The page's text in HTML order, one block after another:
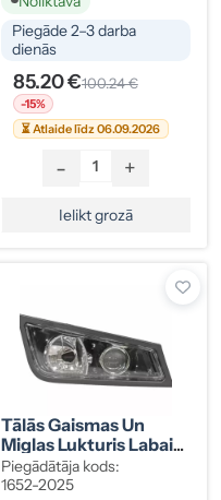
Piegāde 2–3 darba
dienās
85.20 €100.24 €
-15%
⏳ Atlaide līdz 06.09.2026
- +
Ielikt grozā
Tālās Gaismas Un
Miglas Lukturis Labais
Volvo FH, 08-12
21035700
Piegādātāja kods:
1652-2025